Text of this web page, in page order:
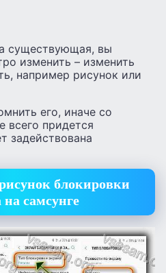
существующая, вы
изменить – изменить
например рисунок или
его, иначе со
всего придется
задействована
блокировки
на самсунге